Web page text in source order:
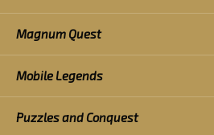
Magnum Quest
Mobile Legends
Puzzles and Conquest